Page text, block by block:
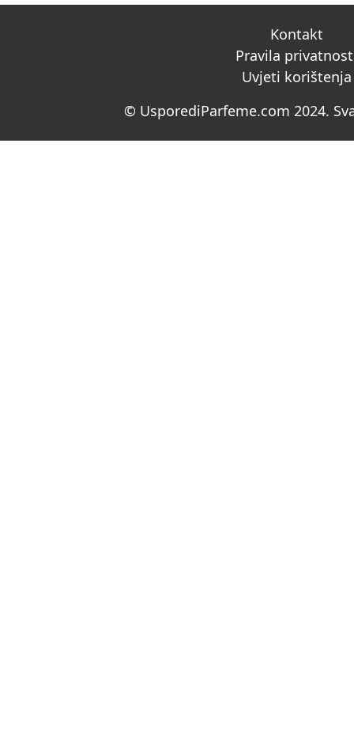
Kontakt
Pravila
Uvjeti korištenja
© UsporediParfeme.com 2024.